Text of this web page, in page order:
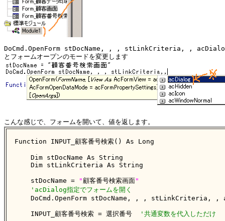
DoCmd.OpenForm stDocName, , , stLinkCriteria, ,
Function INPUT_顧客番号検索() As Long
    Dim stDocName As String
    Dim stLinkCriteria As String
    stDocName =
"顧客番号検索画面"
'acDialog指定でフォームを開く
DoCmd.OpenForm stDocName, , , stLinkCriteria, ,
    INPUT_顧客番号検索 = 選択番号
'共通変数を代入しただけ